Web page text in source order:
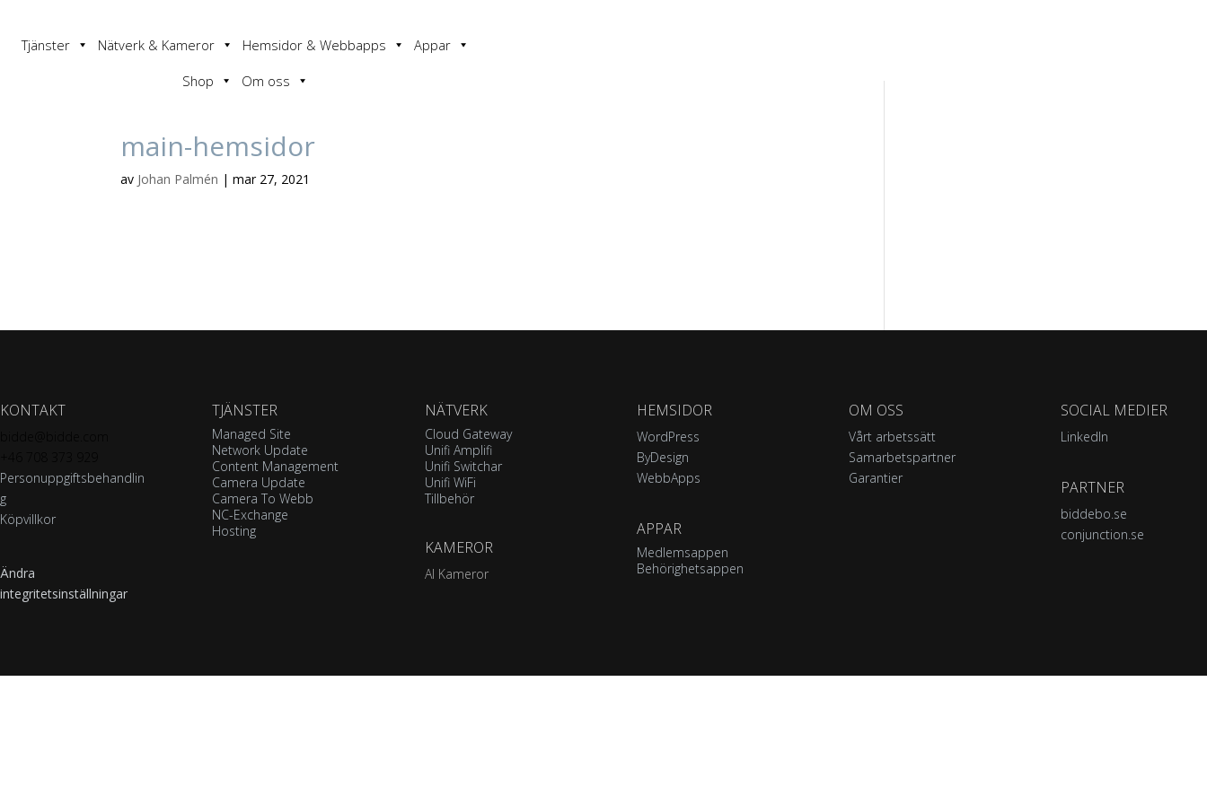
Tjänster Nätverk & Kameror Hemsidor & Webbapps
Appar
Shop
Om oss
main-hemsidor
av Johan Palmén |mar 27, 2021
KONTAKT
Personuppgiftsbehandlin
g
Köpvillkor
Ändra
integritetsinställningar
TJÄNSTER
Managed Site
Network Update
Content Management
Camera Update
Camera To Webb
NC-Exchange
Hosting
NÄTVERK
Cloud Gateway
Unifi Amplifi
Unifi Switchar
Unifi WiFi
Tillbehör
KAMEROR
AI Kameror
HEMSIDOR
WordPress
ByDesign
WebbApps
APPAR
Medlemsappen
Behörighetsappen
OM OSS
Vårt arbetssätt
Samarbetspartner
Garantier
SOCIAL MEDIER
LinkedIn
PARTNER
biddebo.se
conjunction.se